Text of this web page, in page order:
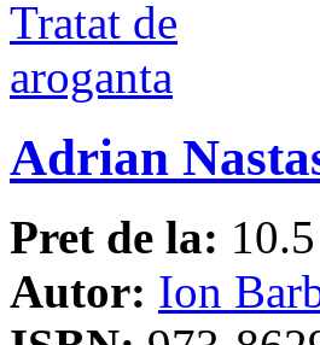
Adrian
Pret de la: 10.5
Autor: Ion